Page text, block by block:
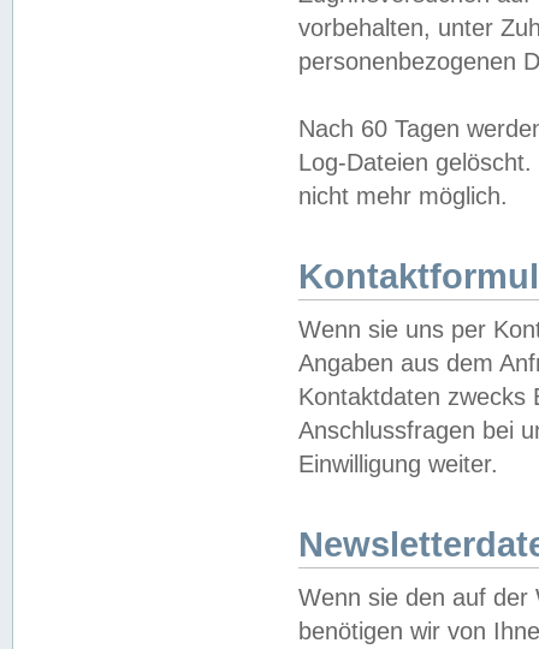
vorbehalten, unter
personenbezogenen
Nach 60 Tagen
Log-Dateien
nicht mehr möglich.
Wenn sie uns per
Angaben aus dem
Kontaktdaten zwecks
Anschlussfragen bei
Einwilligung weiter.
Wenn sie den auf der
benötigen wir von